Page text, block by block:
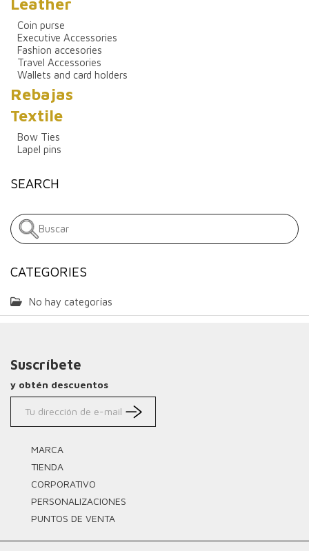
Coin purse
Executive Accessories
Fashion accesories
Travel Accessories
Wallets and card holders
Rebajas
Textile
Bow Ties
Lapel pins
SEARCH
CATEGORIES
No hay categorías
Suscríbete
y obtén descuentos
MARCA
TIENDA
CORPORATIVO
PERSONALIZACIONES
PUNTOS DE VENTA